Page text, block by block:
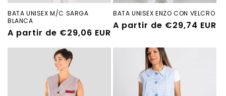
BATA UNISEX M/C SARGA
BLANCA
Precio
habitual
A partir de €29,06 EUR
BATA UNISEX ENZO CON VELCRO
Precio
A partir de €29,74 EUR